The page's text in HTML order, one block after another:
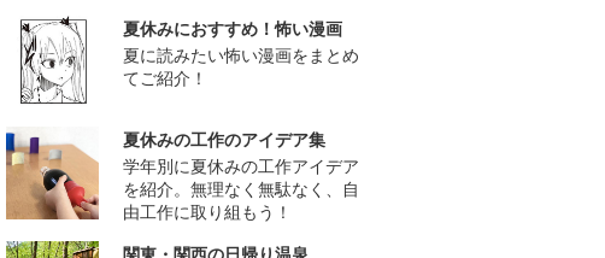
夏休みにおすすめ！怖い漫画
夏に読みたい怖い漫画をまとめ
てご紹介！
夏休みの工作のアイデア集
学年別に夏休みの工作アイデア
を紹介。無理なく無駄なく、自
由工作に取り組もう！